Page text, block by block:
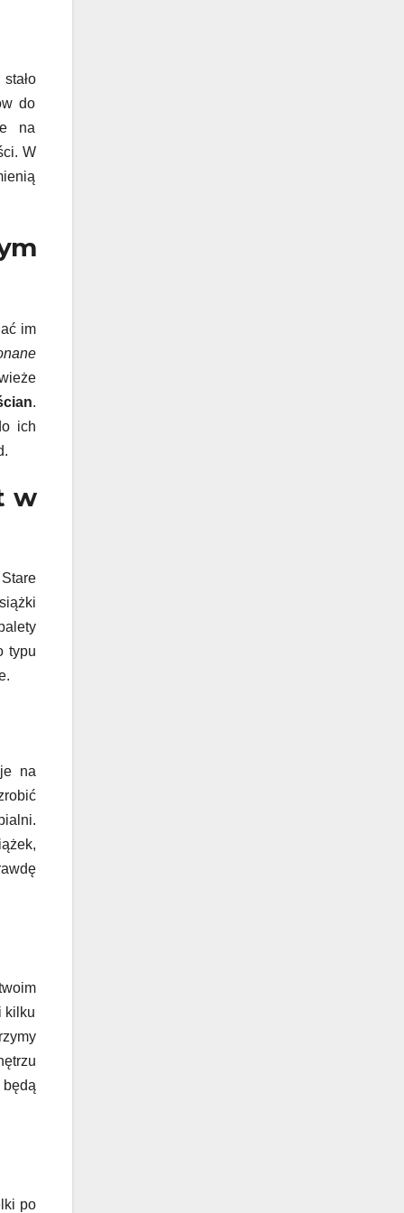
stało
do
na
W
im
.
ich
w
typu
na
kilku
będą
po